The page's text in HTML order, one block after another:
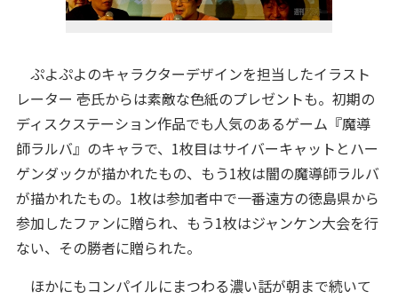
ぷよぷよのキャラクターデザインを担当したイラスト
レーター 壱氏からは素敵な色紙のプレゼントも。初期の
ディスクステーション作品でも人気のあるゲーム『魔導
師ラルバ』のキャラで、1枚目はサイバーキャットとハー
ゲンダックが描かれたもの、もう1枚は闇の魔導師ラルバ
が描かれたもの。1枚は参加者中で一番遠方の徳島県から
参加したファンに贈られ、もう1枚はジャンケン大会を行
ない、その勝者に贈られた。
ほかにもコンパイルにまつわる濃い話が朝まで続いて